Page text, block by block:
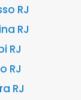
RJ
RJ
RJ
RJ
RJ